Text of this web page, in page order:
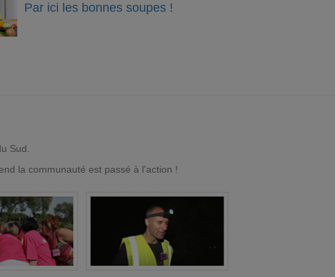
Par ici les bonnes soupes !
Sud.
la communauté est passé à l'action !